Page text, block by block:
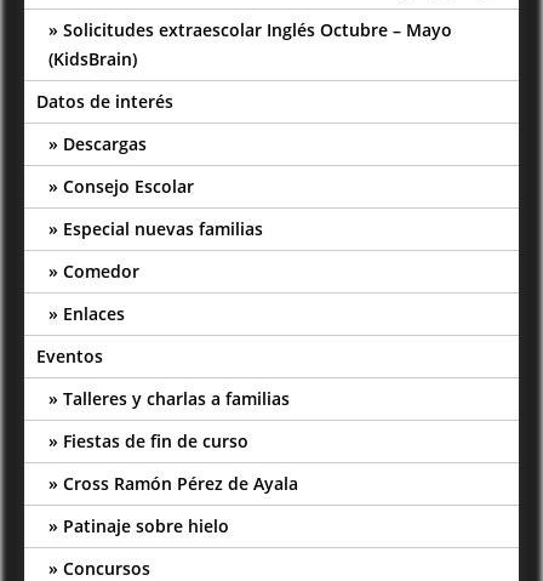
Solicitudes extraescolar Inglés Octubre – Mayo
(KidsBrain)
Datos de interés
Descargas
Consejo Escolar
Especial nuevas familias
Comedor
Enlaces
Eventos
Talleres y charlas a familias
Fiestas de fin de curso
Cross Ramón Pérez de Ayala
Patinaje sobre hielo
Concursos